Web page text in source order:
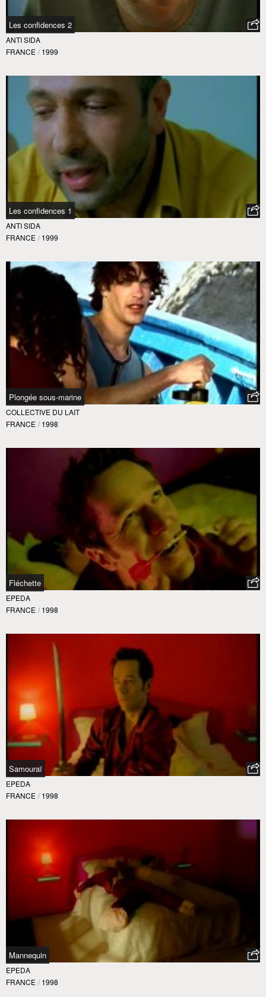
Les confidences 2
ANTI SIDA
FRANCE / 1999
Les confidences 1
ANTI SIDA
FRANCE / 1999
Plongée sous-marine
COLLECTIVE DU LAIT
FRANCE / 1998
Fléchette
EPEDA
FRANCE / 1998
Samouraï
EPEDA
FRANCE / 1998
Mannequin
EPEDA
FRANCE / 1998